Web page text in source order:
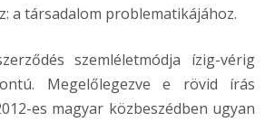
a társadalom problematikájához.
szemléletmódja ízig-vérig
Megelőlegezve e rövid írás
es magyar közbeszédben ugyan